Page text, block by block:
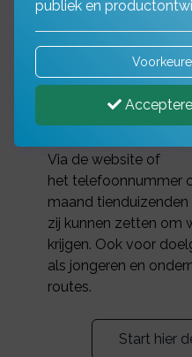
andere partners
route voor financiële
Geldfit bevat de
alle preventieve en
Via de website of
het telefoonnummer
maand
zij kunnen zetten om
krijgen. Ook voor
als jongeren en
routes.
Start hier
publiek en